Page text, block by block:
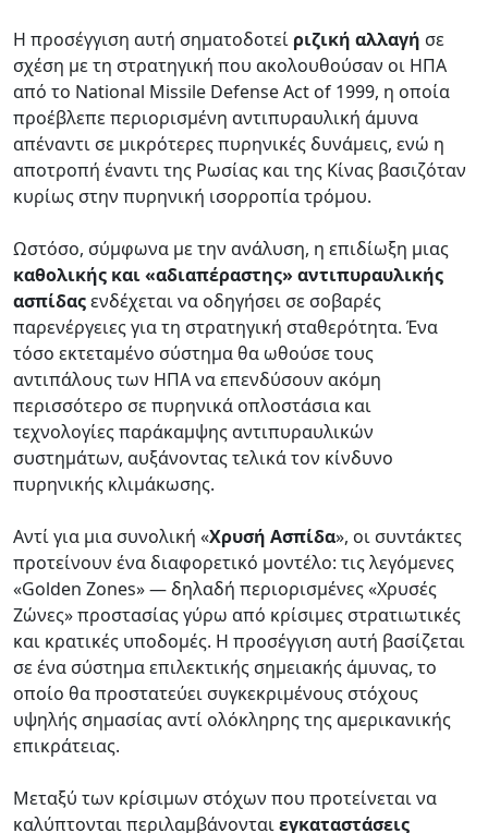
Η προσέγγιση αυτή σηματοδοτεί ριζική αλλαγή σε
σχέση με τη στρατηγική που ακολουθούσαν οι ΗΠΑ
από το National Missile Defense Act of 1999, η οποία
προέβλεπε περιορισμένη αντιπυραυλική άμυνα
απέναντι σε μικρότερες πυρηνικές δυνάμεις, ενώ η
αποτροπή έναντι της Ρωσίας και της Κίνας βασιζόταν
κυρίως στην πυρηνική ισορροπία τρόμου.
Ωστόσο, σύμφωνα με την ανάλυση, η επιδίωξη μιας
καθολικής και «αδιαπέραστης» αντιπυραυλικής
ασπίδαςενδέχεται να οδηγήσει σε σοβαρές
παρενέργειες για τη στρατηγική σταθερότητα. Ένα
τόσο εκτεταμένο σύστημα θα ωθούσε τους
αντιπάλους των ΗΠΑ να επενδύσουν ακόμη
περισσότερο σε πυρηνικά οπλοστάσια και
τεχνολογίες παράκαμψης αντιπυραυλικών
συστημάτων, αυξάνοντας τελικά τον κίνδυνο
πυρηνικής κλιμάκωσης.
Αντί για μια συνολική «Χρυσή Ασπίδα», οι συντάκτες
προτείνουν ένα διαφορετικό μοντέλο: τις λεγόμενες
«Golden Zones» — δηλαδή περιορισμένες «Χρυσές
Ζώνες» προστασίας γύρω από κρίσιμες στρατιωτικές
και κρατικές υποδομές. Η προσέγγιση αυτή βασίζεται
σε ένα σύστημα επιλεκτικής σημειακής άμυνας, το
οποίο θα προστατεύει συγκεκριμένους στόχους
υψηλής σημασίας αντί ολόκληρης της αμερικανικής
επικράτειας.
Μεταξύ των κρίσιμων στόχων που προτείνεται να
καλύπτονται περιλαμβάνονταιεγκαταστάσεις